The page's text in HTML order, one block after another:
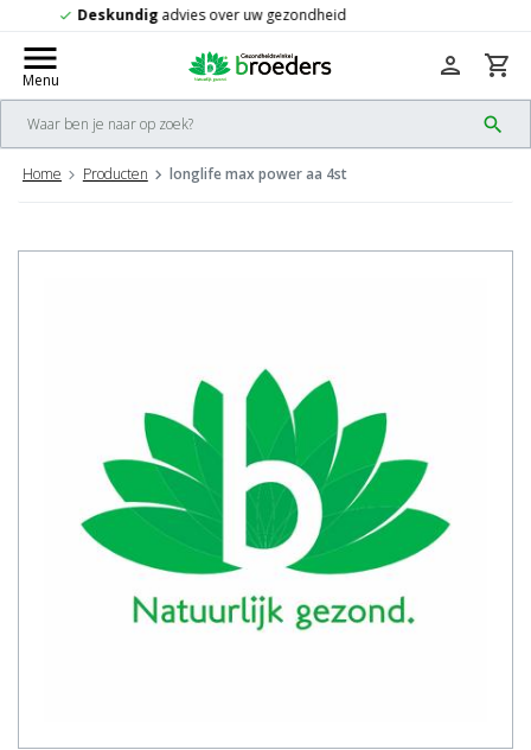
check Gratis verzending vanaf 50,-
menu
Menu
search
person shopping_cart
Home Producten longlife max power aa 4st